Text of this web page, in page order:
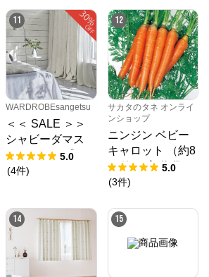
11
WARDROBEsangetsu
＜＜ SALE ＞＞
シャビーダマス
ク ドレープカー
テン
5.0
(4件)
12
サカタのタネ オンライ
ンショップ
ニンジン ベビー
キャロット （約8
00粒） 実咲 袋
5.0
(3件)
14 15
公式ECサイト
※外部サイトが開きます
からのコメント
材販売会社のサンゲツグループがWEB
オーダーカーテンの公式オンラインシ
質で洗練されたデザイン、天然素材の
ンのほか、お部屋をおしゃれに彩るイ
ムと出会えます。ワードローブから服
季節や気分でスタイルやアイテムを組
さを、たくさんの方に伝えたいという